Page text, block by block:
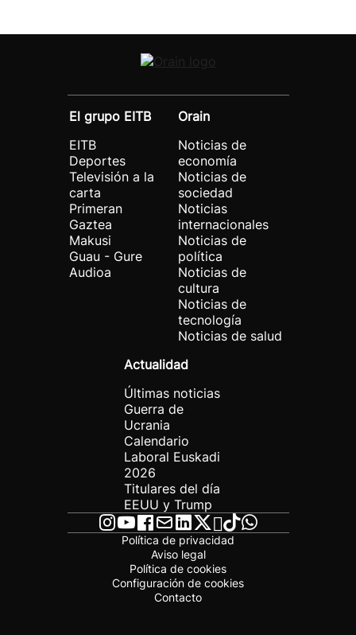
El grupo EITB
EITB
Deportes
Televisión a la
carta
Primeran
Gaztea
Makusi
Guau - Gure
Audioa
Orain
Noticias de
economía
Noticias de
sociedad
Noticias
internacionales
Noticias de
política
Noticias de
cultura
Noticias de
tecnología
Noticias de salud
Actualidad
Últimas noticias
Guerra de
Ucrania
Calendario
Laboral Euskadi
2026
Titulares del día
EEUU y Trump
Política de privacidad
Aviso legal
Política de cookies
Configuración de cookies
Contacto